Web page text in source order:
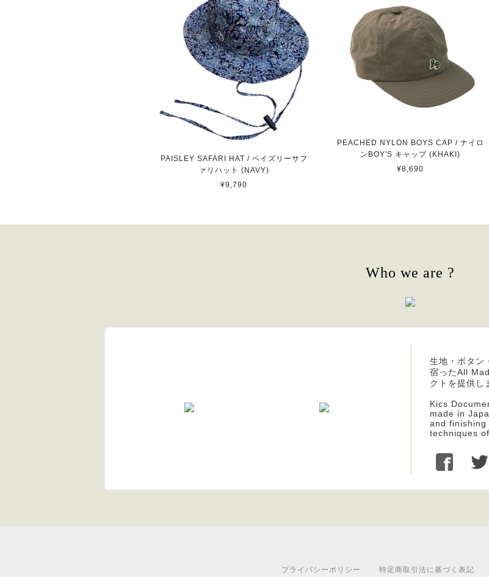
PAISLEY SAFARI HAT / ペイズリーサフ
ァリハット (NAVY)
¥9,790
PEACHED NYLON BOYS CAP / ナイロ
ンBOY'S キャップ (KHAKI)
¥8,690
Who we are ?
生地・ボタン
宿ったAll
クトを提供し
Kics
made in
and finishing
techniques
プライバシーポリシー 特定商取引法に基づく表記